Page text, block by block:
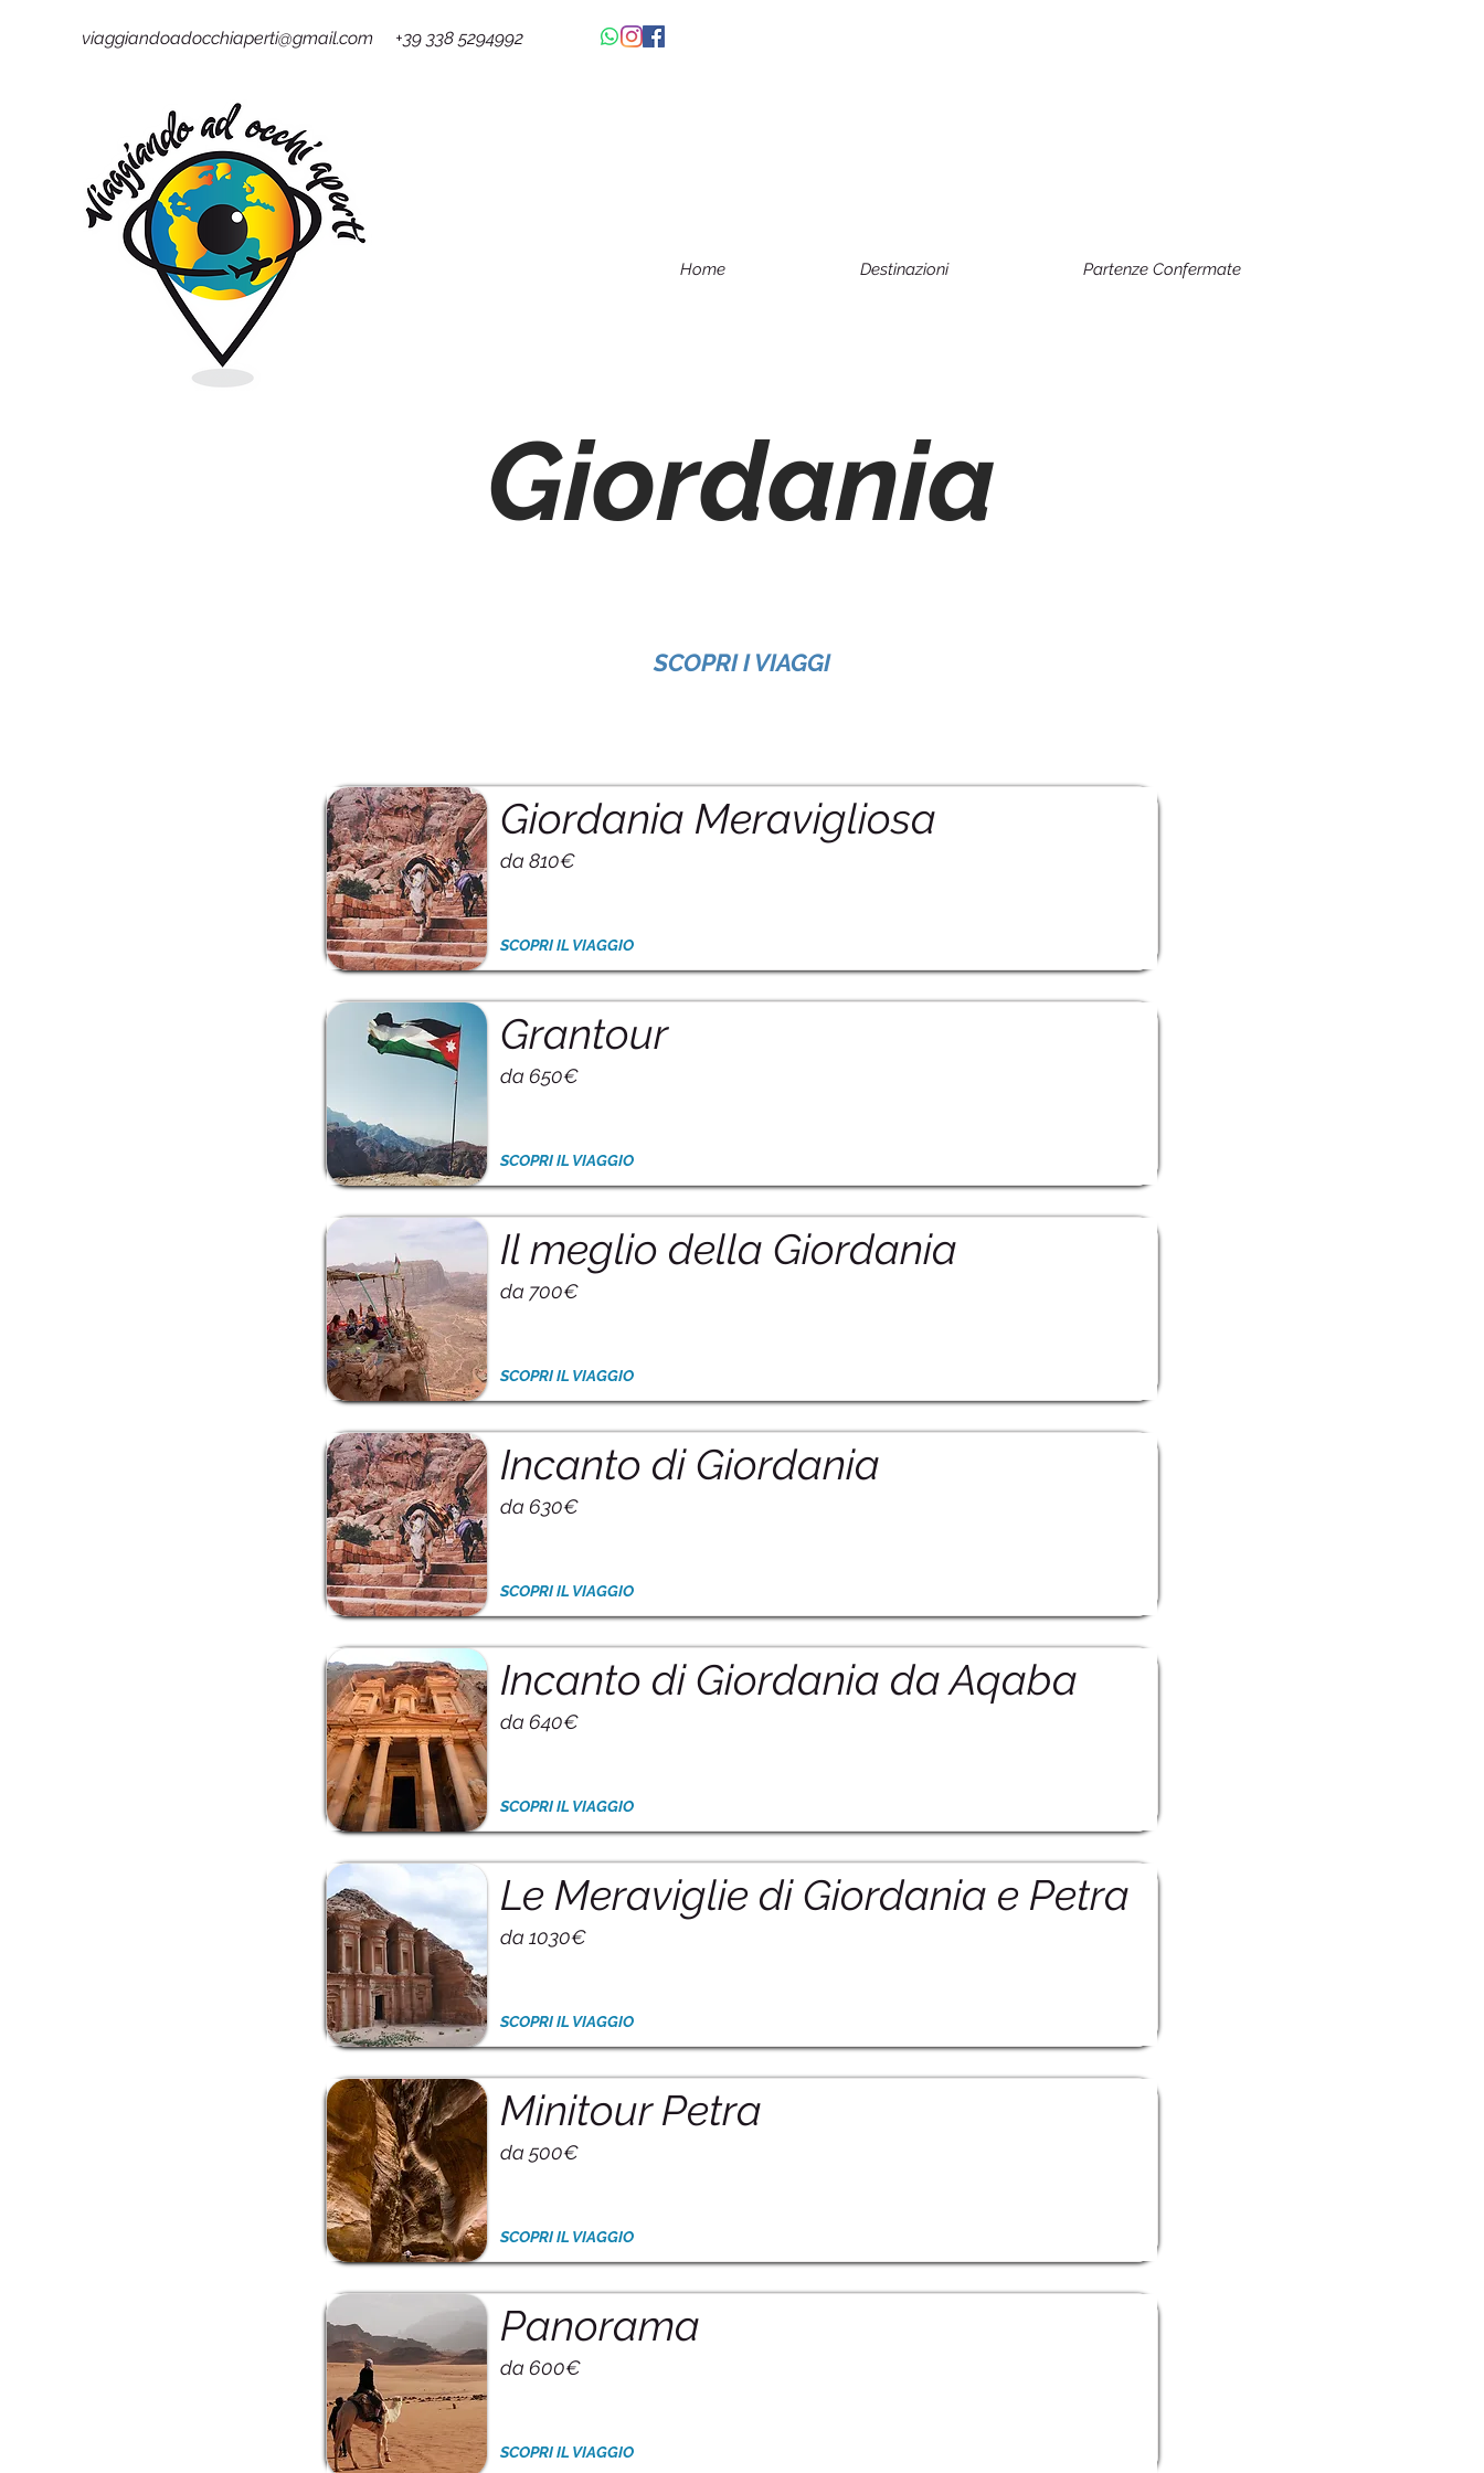
viaggiandoadocchiaperti@gmail.com +39 338 5294992
Home Destinazioni Partenze Confermate
Giordania Meravigliosa
da 810€
SCOPRI IL VIAGGIO
Grantour
da 650€
SCOPRI IL VIAGGIO
Il meglio della Giordania
da 700€
SCOPRI IL VIAGGIO
Incanto di Giordania
da 630€
SCOPRI IL VIAGGIO
Incanto di Giordania da Aqaba
da 640€
SCOPRI IL VIAGGIO
Le Meraviglie di Giordania e Petra
da 1030€
SCOPRI IL VIAGGIO
Minitour Petra
da 500€
SCOPRI IL VIAGGIO
Panorama
da 600€
SCOPRI IL VIAGGIO
Giordania
SCOPRI I VIAGGI